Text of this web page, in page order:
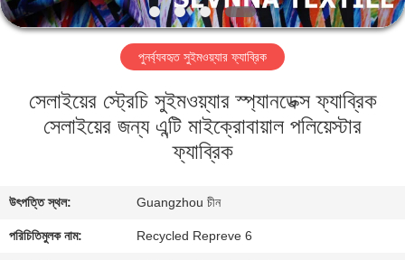
আমাদের
কারখানা
মান
নিয়ন্ত্রণ
পুনর্ব্যবহৃত সুইমওয়্যার ফ্যাব্রিক
সেলাইয়ের স্ট্রেচি সুইমওয়্যার স্প্যানডেক্স ফ্যাব্রিক
সেলাইয়ের জন্য এন্টি মাইক্রোবায়াল পলিয়েস্টার
ফ্যাব্রিক
উৎপত্তি স্থল: Guangzhou চীন
পরিচিতিমুলক নাম: Recycled Repreve 6